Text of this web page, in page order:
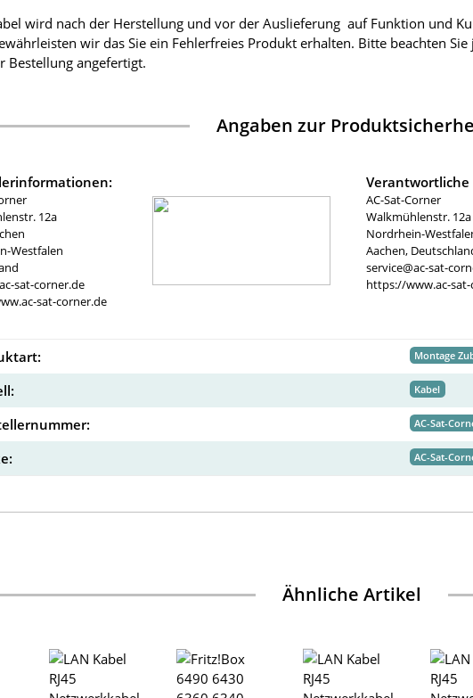
wird nach der Herstellung und vor der Auslieferung auf Funktion und
wir das Sie ein Fehlerfreies Produkt erhalten. Bitte beachten
Bestellung angefertigt.
Angaben zur
12a
Westfalen
sat-corner.de
sat-corner.de
Verantwortliche
AC-Sat-Corner
Walkmühlenstr. 12a
Nordrhein-
Aachen,
service@ac-sat-
https://www.ac-
Montage
Kabel
AC-Sat-
AC-Sat-
Ähnliche Artikel